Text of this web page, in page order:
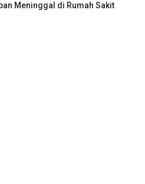
Meninggal di Rumah Sakit